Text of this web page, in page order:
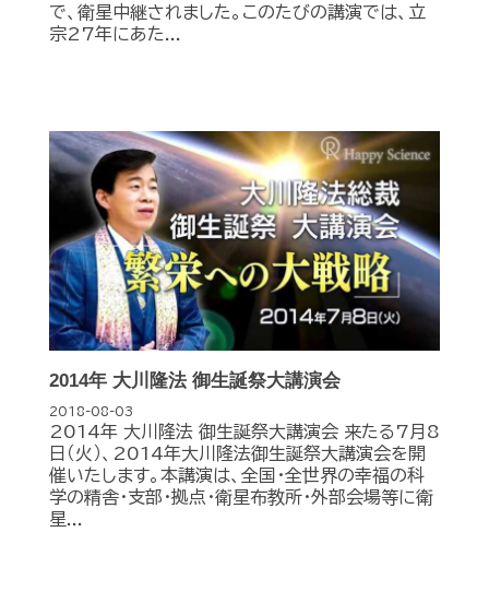
で、衛星中継されました。このたびの講演では、立
宗27年にあた...
2014年 大川隆法 御生誕祭大講演会
2018-08-03
2014年 大川隆法 御生誕祭大講演会 来たる7月8
日（火）、2014年大川隆法御生誕祭大講演会を開
催いたします。本講演は、全国・全世界の幸福の科
学の精舎・支部・拠点・衛星布教所・外部会場等に衛
星...